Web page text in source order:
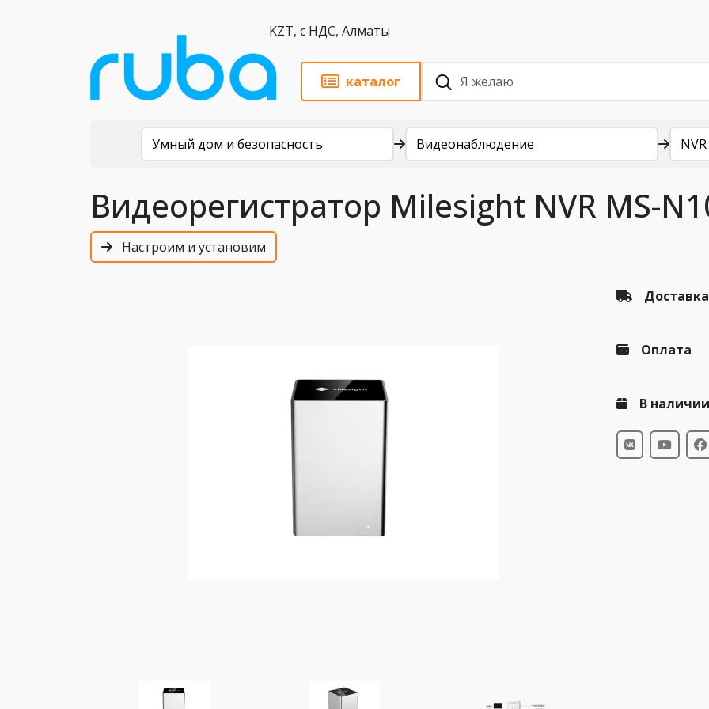
KZT, с НДС, Алматы
каталог
Каталог
Умный дом и безопасность Видеонаблюдение NVR
Видеорегистратор Milesight NVR MS-
Настроим и установим
Доставка
Оплата
В наличии